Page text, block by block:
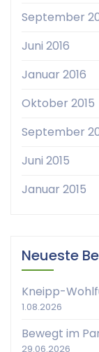
September
Juni 2016
Januar 2016
Oktober 2015
September
Juni 2015
Januar 2015
Neueste
Kneipp-
1.08.2026
Bewegt im
29.06.2026